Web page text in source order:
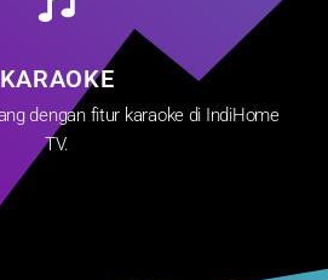
KARAOKE
dengan fitur karaoke di IndiHome
TV.